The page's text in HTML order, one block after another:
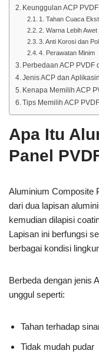
Keunggulan ACP
1. Tahan Cuaca
2. Warna Lebih Awet
3. Anti Korosi dan
4. Perawatan Minim
Perbedaan ACP PVDF
Jenis ACP dan
Kenapa Memilih ACP
Tips Memilih ACP PVDF
Apa Itu
Panel
Aluminium Composite
dari dua lapisan
kemudian dilapisi
Lapisan ini berfungsi
berbagai kondisi
Berbeda dengan jenis
unggul seperti:
Tahan terhadap
Tidak mudah pudar